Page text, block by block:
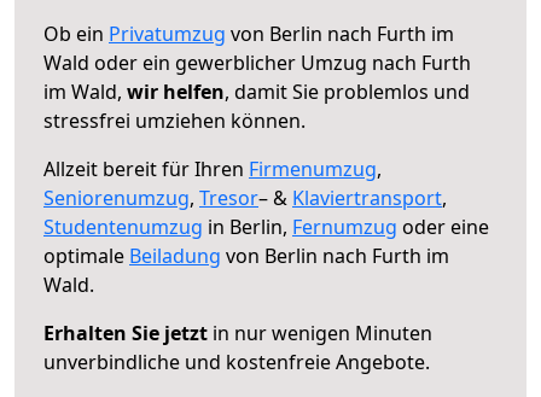
Ob ein Privatumzug von Berlin nach Furth im
Wald oder ein gewerblicher Umzug nach Furth
im Wald, wir helfen, damit Sie problemlos und
stressfrei umziehen können.
Allzeit bereit für Ihren Firmenumzug,
Seniorenumzug, Tresor– & Klaviertransport,
Studentenumzug in Berlin, Fernumzug oder eine
optimale Beiladung von Berlin nach Furth im
Wald.
Erhalten Sie jetzt in nur wenigen Minuten
unverbindliche und kostenfreie Angebote.